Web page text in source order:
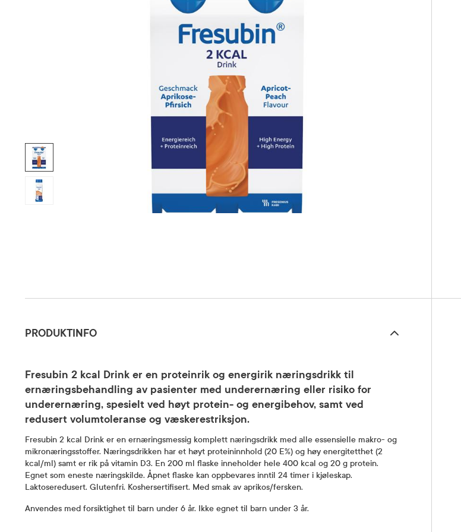
PRODUKTINFO
Fresubin 2 kcal Drink er en proteinrik og energirik næringsdrikk til
ernæringsbehandling av pasienter med underernæring eller risiko for
underernæring, spesielt ved høyt protein- og energibehov, samt ved
redusert volumtoleranse og væskerestriksjon.
Fresubin 2 kcal Drink er en ernæringsmessig komplett næringsdrikk med alle essensielle makro- og
mikronæringsstoffer. Næringsdrikken har et høyt proteininnhold (20 E%) og høy energitetthet (2
kcal/ml) samt er rik på vitamin D3. En 200 ml flaske inneholder hele 400 kcal og 20 g protein.
Egnet som eneste næringskilde. Åpnet flaske kan oppbevares inntil 24 timer i kjøleskap.
Laktoseredusert. Glutenfri. Koshersertifisert. Med smak av aprikos/fersken.
Anvendes med forsiktighet til barn under 6 år. Ikke egnet til barn under 3 år.